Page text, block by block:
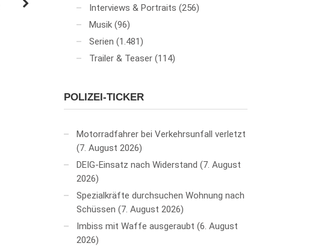
Interviews & Portraits (256)
Musik (96)
Serien (1.481)
Trailer & Teaser (114)
POLIZEI-TICKER
Motorradfahrer bei Verkehrsunfall verletzt
7. August 2026
DEIG-Einsatz nach Widerstand
7. August
2026
Spezialkräfte durchsuchen Wohnung nach
Schüssen
7. August 2026
Imbiss mit Waffe ausgeraubt 6. August
2026